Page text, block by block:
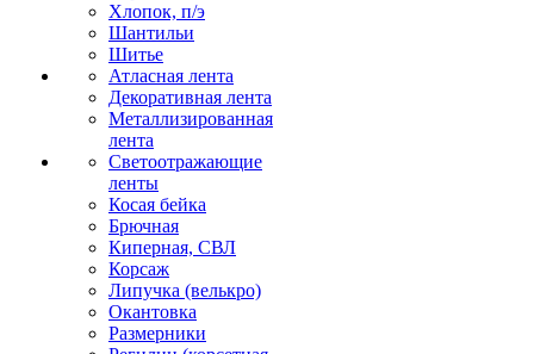
Хлопок, п/э
Шантильи
Шитье
Атласная лента
Декоративная лента
Металлизированная
лента
Светоотражающие
ленты
Косая бейка
Брючная
Киперная, СВЛ
Корсаж
Липучка (велькро)
Окантовка
Размерники